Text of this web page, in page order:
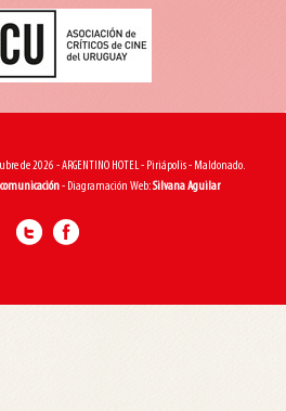
de 2026 - ARGENTINO HOTEL - Piriápolis - Maldonado.
- Diagramación Web:Silvana Aguilar